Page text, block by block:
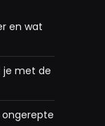
en wat
je met de
ongerepte